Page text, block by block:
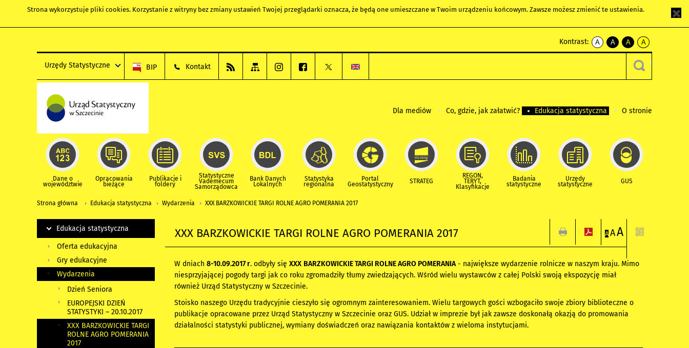
Strona wykorzystuje pliki cookies. Korzystanie z witryny bez zmiany ustawień Twojej przeglądarki oznacza, że będą one umieszczane w Twoim urządzeniu końcowym. Zawsze możesz zmienić te ustawienia.
Kontrast:
A
kontrast
A
kontrast
czarnym
A
kontrast
żółty
tekst
czarnym
A
kontrast
czarny
tekst
żółtym
Urzędy Statystyczne BIP Kontakt
Dla mediów Co, gdzie, jak załatwić? Edukacja statystyczna O stronie
Dane o
województwie
Opracowania
bieżące
Publikacje i
foldery
Statystyczne
Vademecum
Samorządowca
Bank Danych
Lokalnych
Statystyka
regionalna
Portal
Geostatystyczny STRATEG
REGON,
TERYT,
Klasyfikacje
Badania
statystyczne
Urzędy
statystyczne GUS
Strona główna Edukacja statystyczna Wydarzenia XXX BARZKOWICKIE TARGI ROLNE AGRO POMERANIA 2017
XXX BARZKOWICKIE TARGI ROLNE AGRO POMERANIA 2017 A AA
W dniach8-10.09.2017 r. odbyły sięXXX BARZKOWICKIE TARGI ROLNE AGRO POMERANIA- największe wydarzenie rolnicze w naszym kraju. Mimo
niesprzyjającej pogody targi jak co roku zgromadziły tłumy zwiedzających. Wśród wielu wystawców z całej Polski swoją ekspozycję miał
również Urząd Statystyczny w Szczecinie.
Stoisko naszego Urzędu tradycyjnie cieszyło się ogromnym zainteresowaniem. Wielu targowych gości wzbogaciło swoje zbiory biblioteczne o
publikacje opracowane przez Urząd Statystyczny w Szczecinie oraz GUS. Udział w imprezie był jak zawsze doskonałą okazją do promowania
działalności statystyki publicznej, wymiany doświadczeń oraz nawiązania kontaktów z wieloma instytucjami.
Edukacja statystyczna
Oferta edukacyjna
Gry edukacyjne
Wydarzenia
Dzień Seniora
EUROPEJSKI DZIEŃ
STATYSTYKI – 20.10.2017
XXX BARZKOWICKIE TARGI
ROLNE AGRO POMERANIA
2017